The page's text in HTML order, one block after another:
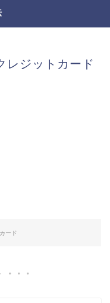
レジットカード
ード